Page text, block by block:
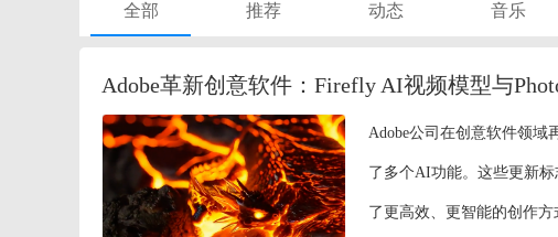
全部 推荐 动态 音乐
Adobe革新创意软件：Firefly AI视频模型与
Adobe公司在创意软件领域
了多个AI功能。这些更新
了更高效、更智能的创作